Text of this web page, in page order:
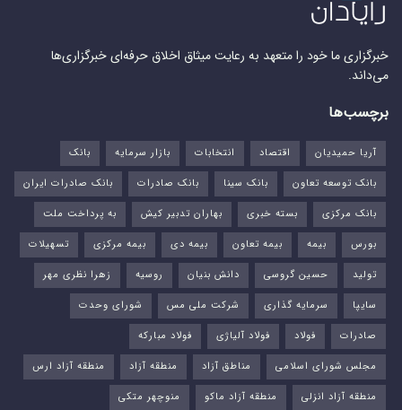
خبرگزاری ما خود را متعهد به رعایت میثاق اخلاق حرفه‌ای خبرگزاری‌ها
می‌داند.
برچسب‌ها
آریا حمیدیان اقتصاد انتخابات بازار سرمایه
بانک
بانک توسعه تعاون
بانک سینا بانک صادرات
بانک صادرات ایران
بانک مرکزی
بسته خبری بهاران تدبیر کیش
به پرداخت ملت
بورس‌
بیمه بیمه تعاون بیمه دی بیمه مرکزی
تسهیلات
تولید
حسین گروسی دانش بنیان روسیه
زهرا نظری مهر
سایپا
سرمایه گذاری شرکت ملی مس
شورای وحدت
صادرات
فولاد فولاد آلیاژی
فولاد مبارکه
مجلس شورای اسلامی
مناطق آزاد منطقه آزاد
منطقه آزاد ارس
منطقه آزاد انزلی
منطقه آزاد ماکو منوچهر متکی